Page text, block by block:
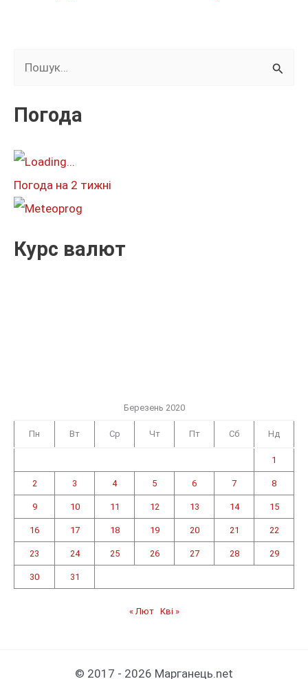
к
т
:
Погода
Погода на 2 тижні
Курс валют
Березень 2020
Пн Вт Ср Чт Пт Сб Нд
1
2 3 4 5 6 7 8
9 10 11 12 13 14 15
16 17 18 19 20 21 22
23 24 25 26 27 28 29
30 31
« Лют Кві »
© 2017 - 2026 Марганець.net